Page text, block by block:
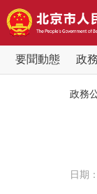
要聞動態 政
政務
日期